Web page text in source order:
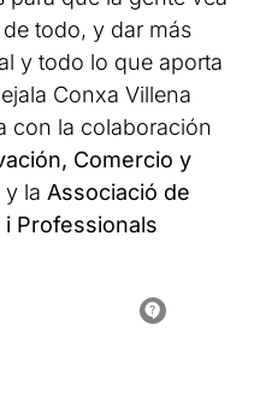
todo, y dar más
y todo lo que aporta
Conxa Villena
con la colaboración
Comercio y
y la Associació de
Professionals